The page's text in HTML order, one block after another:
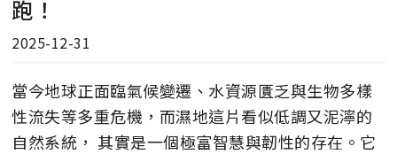
跑！
2025-12-31
當今地球正面臨氣候變遷、水資源匱乏與生物多樣
性流失等多重危機，而濕地這片看似低調又泥濘的
自然系統， 其實是一個極富智慧與韌性的存在。它